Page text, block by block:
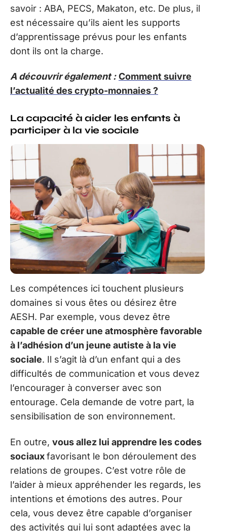
savoir : ABA, PECS, Makaton, etc. De plus, il
est nécessaire qu’ils aient les supports
d’apprentissage prévus pour les enfants
dont ils ont la charge.
A découvrir également : Comment suivre
l’actualité des crypto-monnaies ?
La capacité à aider les enfants à
participer à la vie sociale
Les compétences ici touchent plusieurs
domaines si vous êtes ou désirez être
AESH. Par exemple, vous devez être
capable de créer une atmosphère favorable
à l’adhésion d’un jeune autiste à la vie
sociale. Il s’agit là d’un enfant qui a des
difficultés de communication et vous devez
l’encourager à converser avec son
entourage. Cela demande de votre part, la
sensibilisation de son environnement.
En outre, vous allez lui apprendre les codes
sociauxfavorisant le bon déroulement des
relations de groupes. C’est votre rôle de
l’aider à mieux appréhender les regards, les
intentions et émotions des autres. Pour
cela, vous devez être capable d’organiser
des activités qui lui sont adaptées avec la